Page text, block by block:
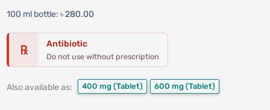
100 ml bottle: ৳ 280.00
℞ Antibiotic
Do not use without prescription
Also available as: 400 mg (Tablet) 600 mg (Tablet)